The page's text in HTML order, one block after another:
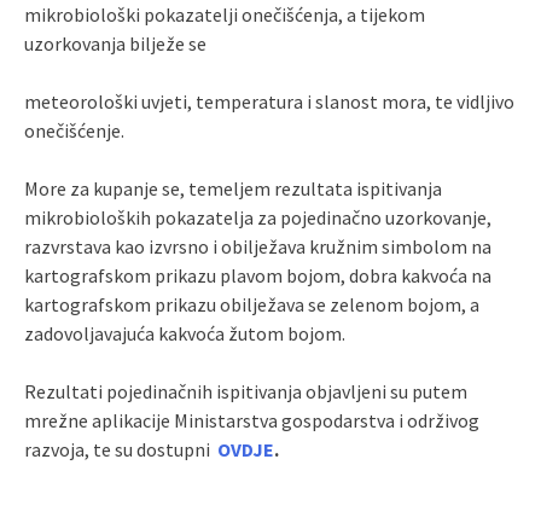
mikrobiološki pokazatelji onečišćenja, a tijekom
uzorkovanja bilježe se
meteorološki uvjeti, temperatura i slanost mora, te vidljivo
onečišćenje.
More za kupanje se, temeljem rezultata ispitivanja
mikrobioloških pokazatelja za pojedinačno uzorkovanje,
razvrstava kao izvrsno i obilježava kružnim simbolom na
kartografskom prikazu plavom bojom, dobra kakvoća na
kartografskom prikazu obilježava se zelenom bojom, a
zadovoljavajuća kakvoća žutom bojom.
Rezultati pojedinačnih ispitivanja objavljeni su putem
mrežne aplikacije Ministarstva gospodarstva i održivog
razvoja, te su dostupni OVDJE.